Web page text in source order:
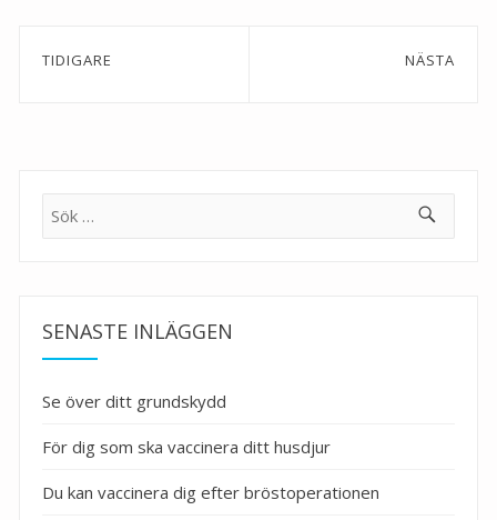
Inläggsnavigering
TIDIGARE NÄSTA
Sök
SENASTE INLÄGGEN
Se över ditt grundskydd
För dig som ska vaccinera ditt husdjur
Du kan vaccinera dig efter bröstoperationen